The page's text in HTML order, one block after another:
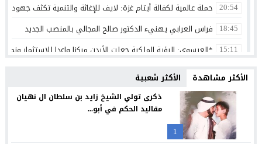
20:54 حملة عالمية لكفالة أيتام غزة: لايف للإغاثة والتنمية تكثف
18:45 فراس العرابي يهنيء الدكتور صالح المجالي بالمنصب الجديد
15:11 *العيسوي: الرؤية الملكية جعلت الأردن مركزا واعدا للاستثمار
الدكتورة ليليان الحسن… مبارك التخرج وعقبال أعلى المراتب
12:33 تصنيفات لبعض المشاركات على وسائل التواصل الاجتماعي
12:30 الثقة واليقين بعد الثبات أولا
12:26 بنك الأردن يطلق حملة القرض الشخصي لعام 2026 مع استرداد نقدي
الأكثر مشاهدة الأكثر شعبية
1
ذكرى تولي الشيخ زايد بن سلطان ال نهيان
مقاليد الحكم في أبو...